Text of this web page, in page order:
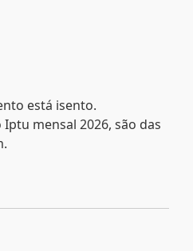
está isento.
mensal 2026, são das